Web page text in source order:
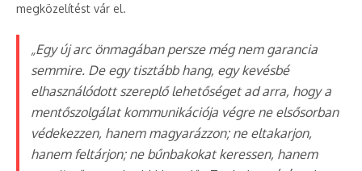
megközelítést vár el.
„Egy új arc önmagában persze még nem garancia
semmire. De egy tisztább hang, egy kevésbé
elhasználódott szereplő lehetőséget ad arra, hogy a
mentőszolgálat kommunikációja végre ne elsősorban
védekezzen, hanem magyarázzon; ne eltakarjon,
hanem feltárjon; ne bűnbakokat keressen, hanem